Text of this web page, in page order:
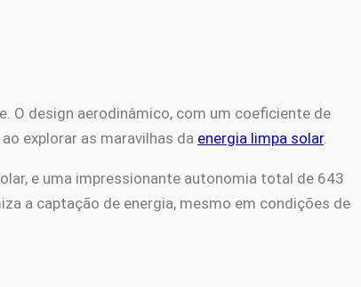
O design aerodinâmico, com um coeficiente de
explorar as maravilhas da energia limpa solar.
e uma impressionante autonomia total de 643
a captação de energia, mesmo em condições de